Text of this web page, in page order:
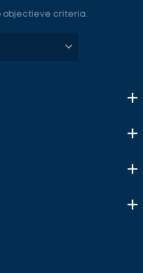
objectieve criteria.